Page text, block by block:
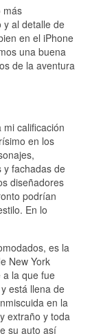
más
y al detalle de
en el iPhone
una buena
de la aventura
calificación
en los
y fachadas de
diseñadores
podrían
En lo
es la
New York
a la que fue
está llena de
en la
extraño y toda
su auto así